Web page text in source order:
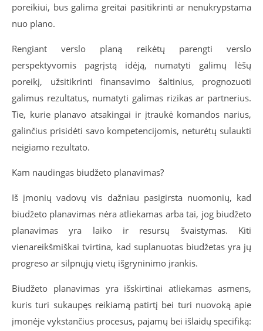
poreikiui, bus galima greitai pasitikrinti ar nenukrypstama
nuo plano.
Rengiant verslo planą reikėtų parengti verslo
perspektyvomis pagrįstą idėją, numatyti galimų lėšų
poreikį, užsitikrinti finansavimo šaltinius, prognozuoti
galimus rezultatus, numatyti galimas rizikas ar partnerius.
Tie, kurie planavo atsakingai ir įtraukė komandos narius,
galinčius prisidėti savo kompetencijomis, neturėtų sulaukti
neigiamo rezultato.
Kam naudingas biudžeto planavimas?
Iš įmonių vadovų vis dažniau pasigirsta nuomonių, kad
biudžeto planavimas nėra atliekamas arba tai, jog biudžeto
planavimas yra laiko ir resursų švaistymas. Kiti
vienareikšmiškai tvirtina, kad suplanuotas biudžetas yra jų
progreso ar silpnųjų vietų išgryninimo įrankis.
Biudžeto planavimas yra išskirtinai atliekamas asmens,
kuris turi sukaupęs reikiamą patirtį bei turi nuovoką apie
įmonėje vykstančius procesus, pajamų bei išlaidų specifiką: